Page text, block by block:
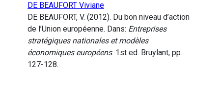
DE BEAUFORT Viviane
DE BEAUFORT, V. (2012). Du bon niveau d’action
de l’Union européenne. Dans: Entreprises
stratégiques nationales et modèles
économiques européens. 1st ed. Bruylant, pp.
127-128.